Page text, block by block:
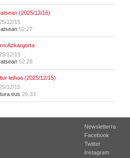
(2025/12/16)
12/16
52:27
Azkargorta
12/15
52:28
leihoa (2025/12/15)
12/15
26:33
Newsletterra
Facebook
Twitter
Instagram